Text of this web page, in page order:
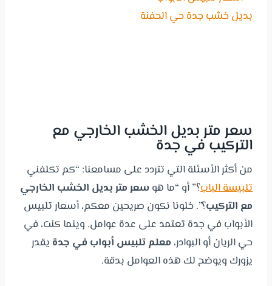
سعر متر بديل الخشب الخارجي مع
التركيب في جدة
من أكثر الأسئلة التي تتردد على مسامعنا: “كم تكلفني
تلبيسة الباب؟” أو “ما هو سعر متر بديل الخشب الخارجي
مع التركيب؟”. خلونا نكون صريحين معكم، أسعار تلبيس
الأبواب في جدة تعتمد على عدة عوامل. وينما كنت، في
حي الريان أو البوادر، معلم تلبيس أبواب في جدة يقدر
يزورك ويوضح لك هذه العوامل بدقة.